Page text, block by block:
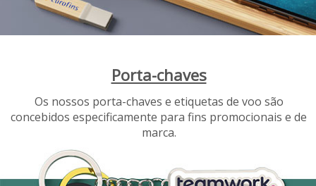
Porta-chaves
Os nossos porta-chaves e etiquetas de voo são
concebidos especificamente para fins promocionais e de
marca.